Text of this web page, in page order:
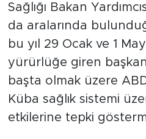
Sağlığı Bakan
da aralarında
bu yıl 29 Ocak ve 1
yürürlüğe giren
başta olmak üzere
Küba sağlık sistemi
etkilerine tepki